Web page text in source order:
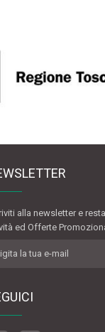
alla newsletter e
ed Offerte